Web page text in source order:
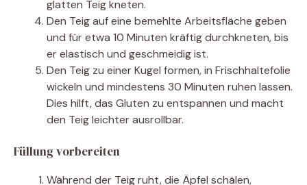
glatten Teig kneten.
Den Teig auf eine bemehlte Arbeitsfläche geben
und für etwa 10 Minuten kräftig durchkneten, bis
er elastisch und geschmeidig ist.
Den Teig zu einer Kugel formen, in Frischhaltefolie
wickeln und mindestens 30 Minuten ruhen lassen.
Dies hilft, das Gluten zu entspannen und macht
den Teig leichter ausrollbar.
Füllung vorbereiten
Während der Teig ruht, die Äpfel schälen,